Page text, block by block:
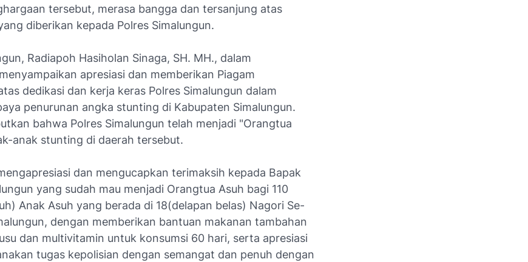
tersebut, merasa bangga dan tersanjung atas
diberikan kepada Polres Simalungun.
Radiapoh Hasiholan Sinaga, SH. MH., dalam
apresiasi dan memberikan Piagam
dedikasi dan kerja keras Polres Simalungun dalam
penurunan angka stunting di Kabupaten Simalungun.
bahwa Polres Simalungun telah menjadi "Orangtua
anak stunting di daerah tersebut.
dan mengucapkan terimaksih kepada Bapak
yang sudah mau menjadi Orangtua Asuh bagi 110
Anak Asuh yang berada di 18(delapan belas) Nagori Se-
dengan memberikan bantuan makanan tambahan
dan multivitamin untuk konsumsi 60 hari, serta apresiasi
tugas kepolisian dengan semangat dan penuh dengan